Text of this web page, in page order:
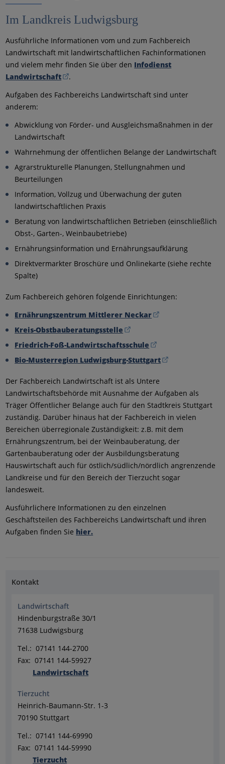
Im Landkreis Ludwigsburg
Ausführliche Informationen vom und zum Fachbereich
Landwirtschaft mit landwirtschaftlichen Fachinformationen
und vielem mehr finden Sie über den Infodienst
Landwirtschaft
.
Aufgaben des Fachbereichs Landwirtschaft sind unter
anderem:
Abwicklung von Förder- und Ausgleichsmaßnahmen in der
Landwirtschaft
Wahrnehmung der öffentlichen Belange der Landwirtschaft
Agrarstrukturelle Planungen, Stellungnahmen und
Beurteilungen
Information, Vollzug und Überwachung der guten
landwirtschaftlichen Praxis
Beratung von landwirtschaftlichen Betrieben (einschließlich
Obst-, Garten-, Weinbaubetriebe)
Ernährungsinformation und Ernährungsaufklärung
Direktvermarkter Broschüre und Onlinekarte (siehe rechte
Spalte)
Zum Fachbereich gehören folgende Einrichtungen:
Ernährungszentrum Mittlerer Neckar
Kreis-Obstbauberatungsstelle
Friedrich-Foß-Landwirtschaftsschule
Bio-Musterregion Ludwigsburg-Stuttgart
Der Fachbereich Landwirtschaft ist als Untere
Landwirtschaftsbehörde mit Ausnahme der Aufgaben als
Träger Öffentlicher Belange auch für den Stadtkreis Stuttgart
zuständig. Darüber hinaus hat der Fachbereich in vielen
Bereichen überregionale Zuständigkeit: z.B. mit dem
Ernährungszentrum, bei der Weinbauberatung, der
Gartenbauberatung oder der Ausbildungsberatung
Hauswirtschaft auch für östlich/südlich/nördlich angrenzende
Landkreise und für den Bereich der Tierzucht sogar
landesweit.
Ausführlichere Informationen zu den einzelnen
Geschäftsteilen des Fachbereichs Landwirtschaft und ihren
Aufgaben finden Sie hier.
Kontakt
Landwirtschaft
Hindenburgstraße 30/1
71638 Ludwigsburg
Tel.: 07141 144-2700
Fax: 07141 144-59927
Landwirtschaft
Tierzucht
Heinrich-Baumann-Str. 1-3
70190 Stuttgart
Tel.: 07141 144-69990
Fax: 07141 144-59990
Tierzucht